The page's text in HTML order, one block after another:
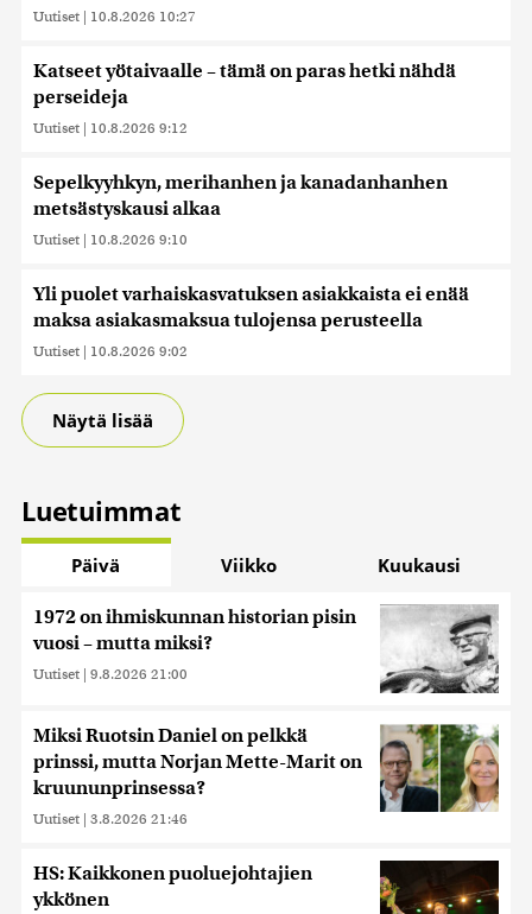
Uutiset | 10.8.2026 10:27
Katseet yötaivaalle – tämä on paras hetki nähdä
perseideja
Uutiset | 10.8.2026 9:12
Sepelkyyhkyn, merihanhen ja kanadanhanhen
metsästyskausi alkaa
Uutiset | 10.8.2026 9:10
Yli puolet varhaiskasvatuksen asiakkaista ei enää
maksa asiakasmaksua tulojensa perusteella
Uutiset | 10.8.2026 9:02
Näytä lisää
Luetuimmat
Päivä Viikko Kuukausi
1972 on ihmiskunnan historian pisin
vuosi – mutta miksi?
Uutiset | 9.8.2026 21:00
Miksi Ruotsin Daniel on pelkkä
prinssi, mutta Norjan Mette-Marit on
kruununprinsessa?
Uutiset | 3.8.2026 21:46
HS: Kaikkonen puoluejohtajien
ykkönen